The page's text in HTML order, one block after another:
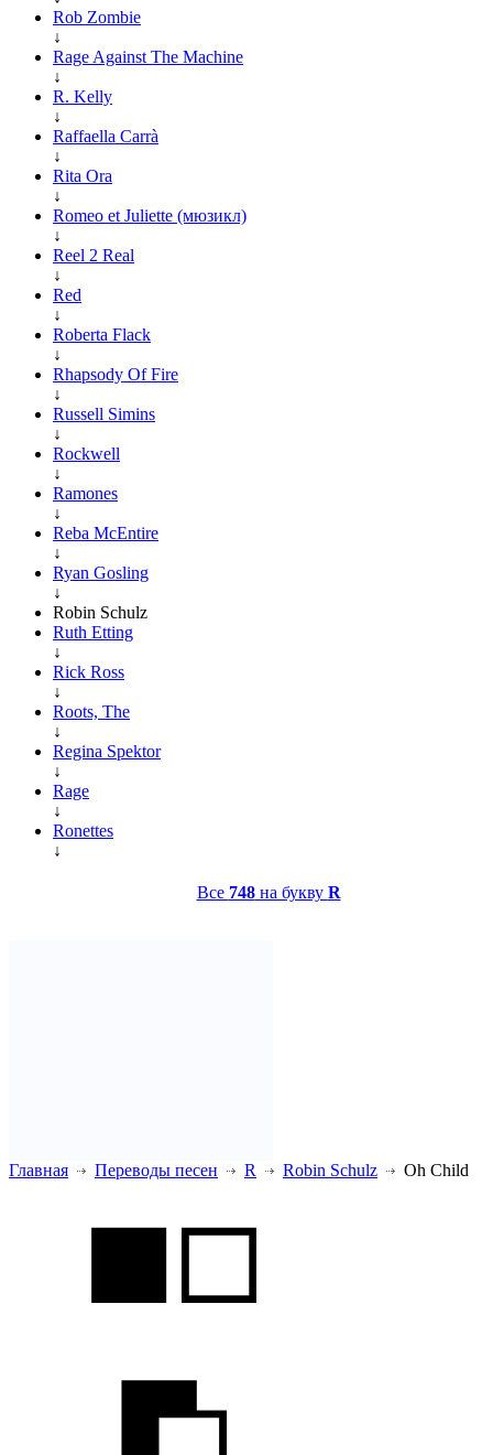
Rob Zombie
↓
Rage Against The Machine
↓
R. Kelly
↓
Raffaella Carrà
↓
Rita Ora
↓
Romeo et Juliette (мюзикл)
↓
Reel 2 Real
↓
Red
↓
Roberta Flack
↓
Rhapsody Of Fire
↓
Russell Simins
↓
Rockwell
↓
Ramones
↓
Reba McEntire
↓
Ryan Gosling
↓
Robin Schulz
Ruth Etting
↓
Rick Ross
↓
Roots, The
↓
Regina Spektor
↓
Rage
↓
Ronettes
↓
Все 748на букву R
Главная Переводы песен R Robin Schulz Oh Child